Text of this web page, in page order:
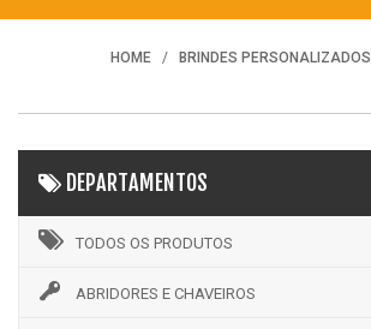
HOME BRINDES PERSONALIZADOS
DEPARTAMENTOS
TODOS OS PRODUTOS
ABRIDORES E CHAVEIROS